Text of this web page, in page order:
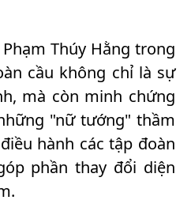
Thúy Hằng trong
cầu không chỉ là sự
mà còn minh chứng
"nữ tướng" thầm
hành các tập đoàn
phần thay đổi diện